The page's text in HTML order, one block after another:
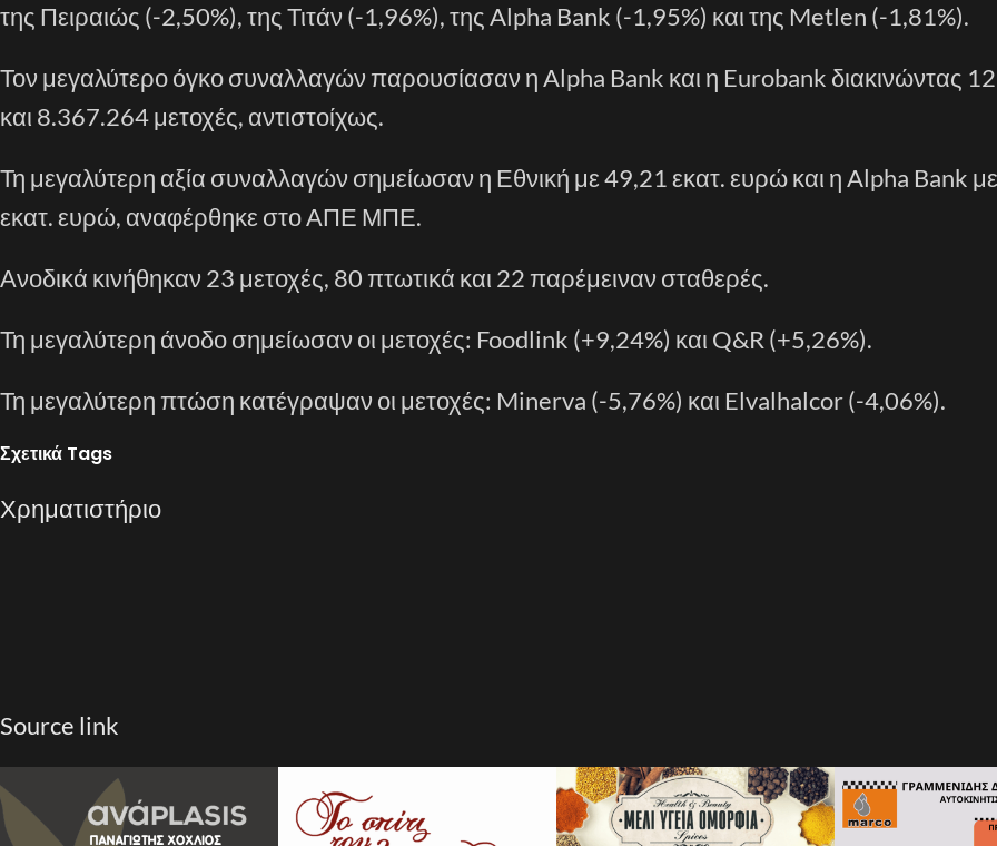
της Πειραιώς (-2,50%), της Τιτάν (-1,96%), της Alpha Bank (-1,95%) και της Metlen (-1,81%).
Τον μεγαλύτερο όγκο συναλλαγών παρουσίασαν η Alpha Bank και η Eurobank διακινώντας
και 8.367.264 μετοχές, αντιστοίχως.
Τη μεγαλύτερη αξία συναλλαγών σημείωσαν η Εθνική με 49,21 εκατ. ευρώ και η Alpha Bank
εκατ. ευρώ, αναφέρθηκε στο ΑΠΕ ΜΠΕ.
Ανοδικά κινήθηκαν 23 μετοχές, 80 πτωτικά και 22 παρέμειναν σταθερές.
Τη μεγαλύτερη άνοδο σημείωσαν οι μετοχές: Foodlink (+9,24%) και Q&R (+5,26%).
Τη μεγαλύτερη πτώση κατέγραψαν οι μετοχές: Minerva (-5,76%) και Elvalhalcor (-4,06%).
Σχετικά Tags
Χρηματιστήριο
Source link